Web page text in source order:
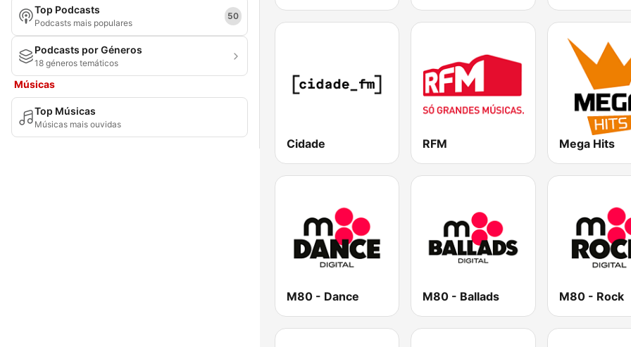
Top Podcasts
Podcasts mais populares
50
Podcasts por Géneros
18 géneros temáticos
Músicas
Top Músicas
Músicas mais ouvidas
Cidade RFM Mega Hits
M80 - Dance M80 - Ballads M80 - Rock